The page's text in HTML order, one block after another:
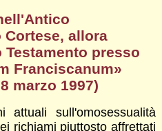
Cortese, allora
presso
Franciscanum»
marzo 1997)
attuali sull'omosessualità
richiami piuttosto affrettati